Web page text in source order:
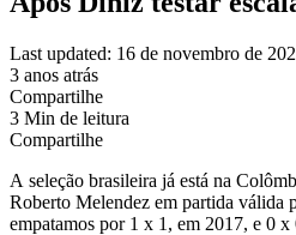
Last updated: 16 de novembro de
3 anos atrás
Compartilhe
3 Min de leitura
Compartilhe
A seleção brasileira já está na
Roberto Melendez em partida válida
empatamos por 1 x 1, em 2017, e 0